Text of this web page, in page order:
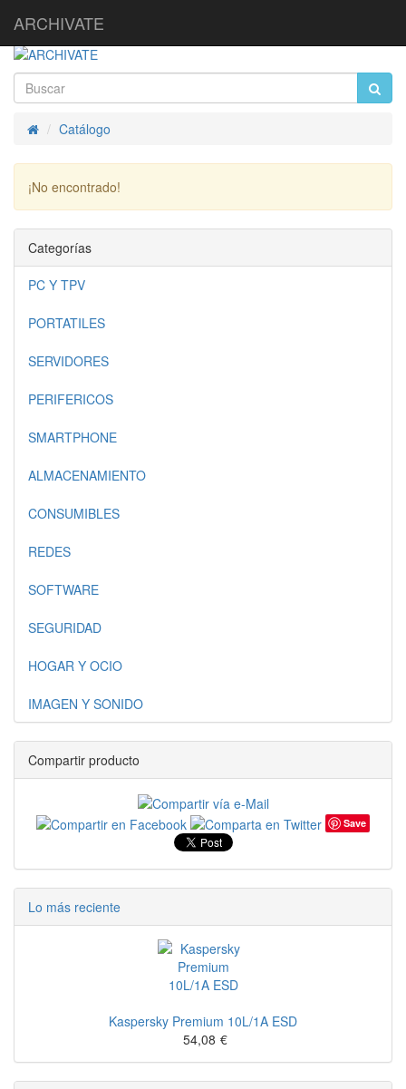
ARCHIVATE
InicioCatálogo
¡No encontrado!
Categorías
PC Y TPV
PORTATILES
SERVIDORES
PERIFERICOS
SMARTPHONE
ALMACENAMIENTO
CONSUMIBLES
REDES
SOFTWARE
SEGURIDAD
HOGAR Y OCIO
IMAGEN Y SONIDO
Compartir producto
Save
Lo más reciente
Kaspersky Premium 10L/1A ESD
54,08 €